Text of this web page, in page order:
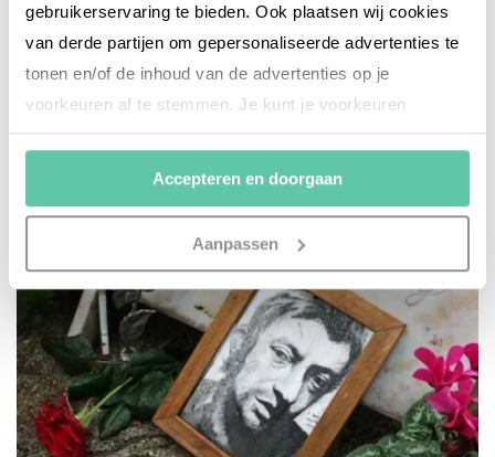
gebruikerservaring te bieden. Ook plaatsen wij cookies
van derde partijen om gepersonaliseerde advertenties te
tonen en/of de inhoud van de advertenties op je
voorkeuren af te stemmen. Je kunt je voorkeuren
beheren via ‘Zelf instellen’. Klik je op ‘Accepteren en
Accepteren en doorgaan
Aanpassen
13x bijgeloof op het Franse platteland